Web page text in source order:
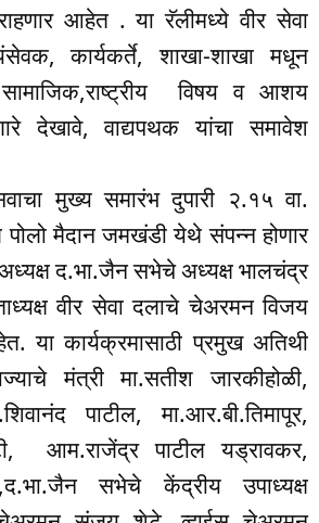
आहेत . या रॅलीमध्ये वीर सेवा
कार्यकर्ते, शाखा-शाखा मधून
विषय व आशय
देखावे, वाद्यपथक यांचा समावेश
मुख्य समारंभ दुपारी २.१५ वा.
मैदान जमखंडी येथे संपन्न होणार
द.भा.जैन सभेचे अध्यक्ष भालचंद्र
वीर सेवा दलाचे चेअरमन विजय
या कार्यक्रमासाठी प्रमुख अतिथी
मंत्री मा.सतीश जारकीहोळी,
पाटील, मा.आर.बी.तिमापूर,
आम.राजेंद्र पाटील यड्रावकर,
सभेचे केंद्रीय उपाध्यक्ष